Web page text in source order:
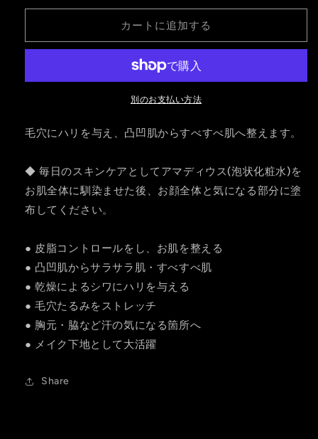
47.
の
を
ら
す
47.
の
を
や
カートに追加する
別のお支払い方法
毛穴にハリを与え、凸凹肌からすべすべ肌へ整えます。
◆ 毎日のスキンケアとしてアマディウス(泡状化粧水)を
お肌全体に馴染ませた後、お顔全体と気になる部分に塗
布してください。
● 皮脂コントロールをし、お肌を整える
● 凸凹肌からサラサラ肌・すべすべ肌
● 乾燥によるシワにハリを与える
● 毛穴たるみをストレッチ
● 胸元・脇など汗の気になる箇所へ
● メイク下地として大活躍
Share